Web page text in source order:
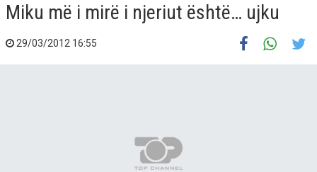
Miku më i mirë i njeriut është… ujku
29/03/2012 16:55